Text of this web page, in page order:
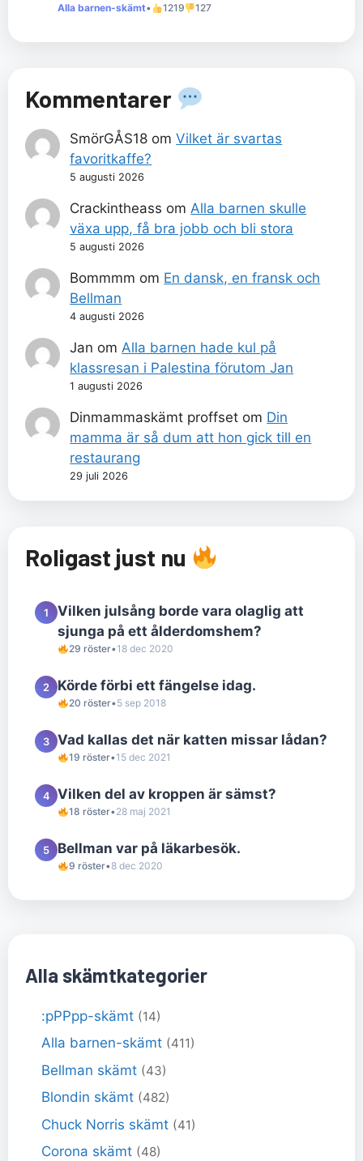
Alla barnen-skämt• 1219 127
Kommentarer
SmörGÅS18 omVilket är svartas
favoritkaffe?
5 augusti 2026
Crackintheass om Alla barnen skulle
växa upp, få bra jobb och bli stora
5 augusti 2026
Bommmm om En dansk, en fransk och
Bellman
4 augusti 2026
Jan om Alla barnen hade kul på
klassresan i Palestina förutom Jan
1 augusti 2026
Dinmammaskämt proffset om Din
mamma är så dum att hon gick till en
restaurang
29 juli 2026
Roligast just nu
1
Vilken julsång borde vara olaglig att
sjunga på ett ålderdomshem?
29 röster•18 dec 2020
2 Körde förbi ett fängelse idag.
20 röster•5 sep 2018
3 Vad kallas det när katten missar lådan?
19 röster•15 dec 2021
4 Vilken del av kroppen är sämst?
18 röster•28 maj 2021
5 Bellman var på läkarbesök.
9 röster•8 dec 2020
Alla skämtkategorier
:pPPpp-skämt (14)
Alla barnen-skämt (411)
Bellman skämt (43)
Blondin skämt (482)
Chuck Norris skämt (41)
Corona skämt (48)